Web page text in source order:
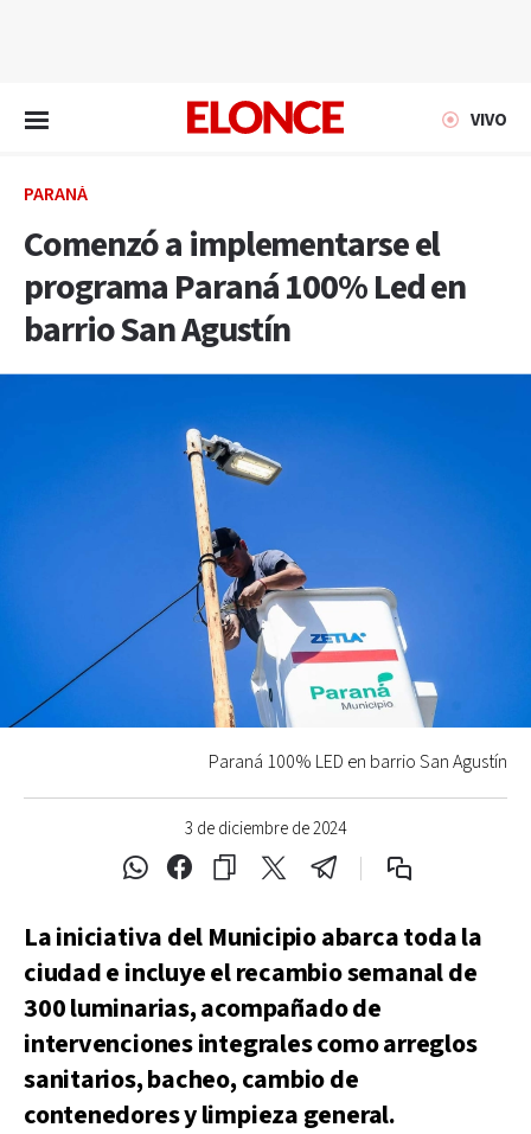
VIVO
PARANÁ
Comenzó a implementarse el
programa Paraná 100% Led en
barrio San Agustín
3 de diciembre de 2024
Paraná 100% LED en barrio San Agustín
La iniciativa del Municipio abarca toda la
ciudad e incluye el recambio semanal de
300 luminarias, acompañado de
intervenciones integrales como arreglos
sanitarios, bacheo, cambio de
contenedores y limpieza general.